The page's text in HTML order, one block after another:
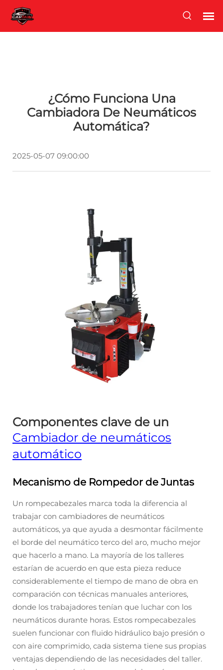
¿Cómo Funciona Una
Cambiadora De Neumáticos
Automática?
2025-05-07 09:00:00
Componentes clave de un
Cambiador de neumáticos
automático
Mecanismo de Rompedor de Juntas
Un rompecabezales marca toda la diferencia al
trabajar con cambiadores de neumáticos
automáticos, ya que ayuda a desmontar fácilmente
el borde del neumático terco del aro, mucho mejor
que hacerlo a mano. La mayoría de los talleres
estarían de acuerdo en que esta pieza reduce
considerablemente el tiempo de mano de obra en
comparación con técnicas manuales anteriores,
donde los trabajadores tenían que luchar con los
neumáticos durante horas. Estos rompecabezales
suelen funcionar con fluido hidráulico bajo presión o
con aire comprimido, cada sistema tiene sus propias
ventajas dependiendo de las necesidades del taller.